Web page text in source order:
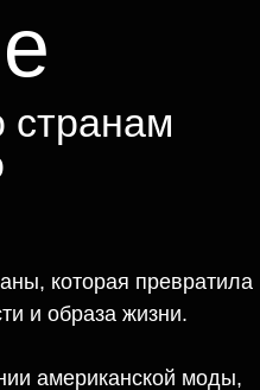
странам
которая превратила
и образа жизни.
американской моды,